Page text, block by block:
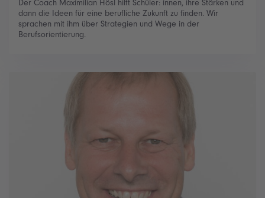
Der Coach Maximilian Hösl hilft Schüler: innen, ihre Stärken und
dann die Ideen für eine berufliche Zukunft zu finden. Wir
sprachen mit ihm über Strategien und Wege in der
Berufsorientierung.